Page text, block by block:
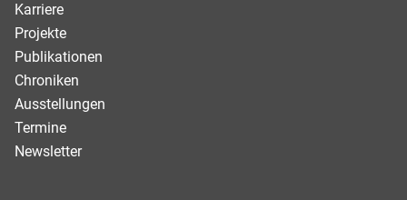
Karriere
Projekte
Publikationen
Chroniken
Ausstellungen
Termine
Newsletter